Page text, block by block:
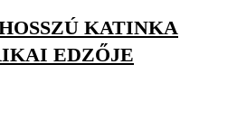
KATINKA
EDZŐJE